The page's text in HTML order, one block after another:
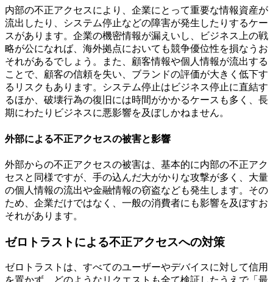
内部の不正アクセスにより、企業にとって重要な情報資産が
流出したり、システム停止などの障害が発生したりするケー
スがあります。企業の機密情報が漏えいし、ビジネス上の戦
略が公になれば、海外拠点においても競争優位性を損なうお
それがあるでしょう。また、顧客情報や個人情報が流出する
ことで、顧客の信頼を失い、ブランドの評価が大きく低下す
るリスクもあります。システム停止はビジネス停止に直結す
るほか、破壊行為の復旧には時間がかかるケースも多く、長
期にわたりビジネスに悪影響を及ぼしかねません。
外部による不正アクセスの被害と影響
外部からの不正アクセスの被害は、基本的に内部の不正アク
セスと同様ですが、手の込んだ大がかりな攻撃が多く、大量
の個人情報の流出や金融情報の窃盗なども発生します。その
ため、企業だけではなく、一般の消費者にも影響を及ぼすお
それがあります。
ゼロトラストによる不正アクセスへの対策
ゼロトラストは、すべてのユーザーやデバイスに対して信用